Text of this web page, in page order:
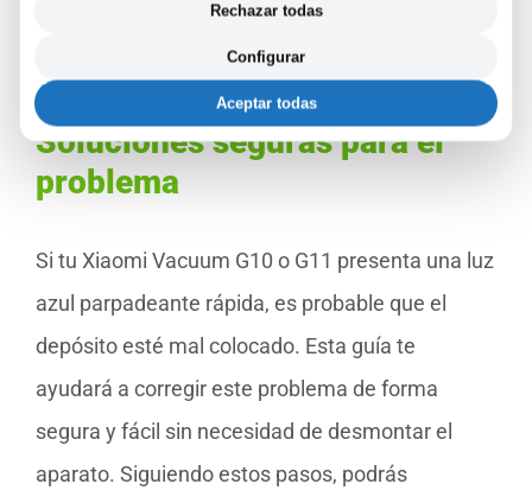
electrodomésticos inteligentes.
Soluciones seguras para el
problema
Si tu Xiaomi Vacuum G10 o G11 presenta una luz
azul parpadeante rápida, es probable que el
depósito esté mal colocado. Esta guía te
ayudará a corregir este problema de forma
segura y fácil sin necesidad de desmontar el
aparato. Siguiendo estos pasos, podrás
Rechazar todas
Configurar
Aceptar todas